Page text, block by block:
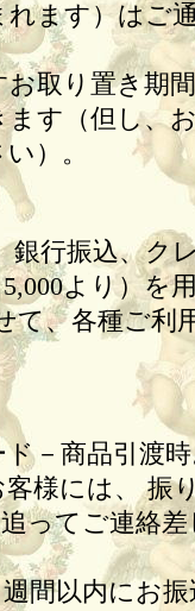
ます）はご
取り置き期
す（但し、
）。
銀行振込、ク
より）を
て、各種ご利
－商品引渡
様には、 振
ってご連絡
間以内にお